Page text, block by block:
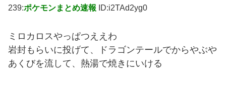
239:ポケモンまとめ速報 ID:i2TAd2yg0
ミロカロスやっぱつええわ
岩封もらいに投げて、ドラゴンテールでからやぶや
あくびを流して、熱湯で焼きにいける